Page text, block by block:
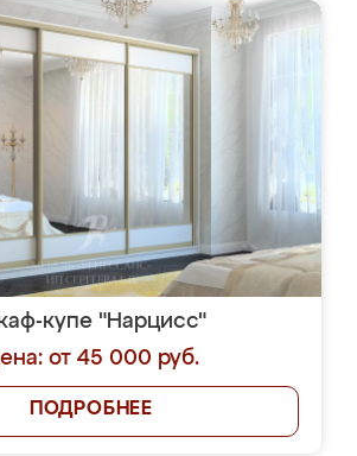
купе "Нарцисс"
от 45 000 руб.
ПОДРОБНЕЕ